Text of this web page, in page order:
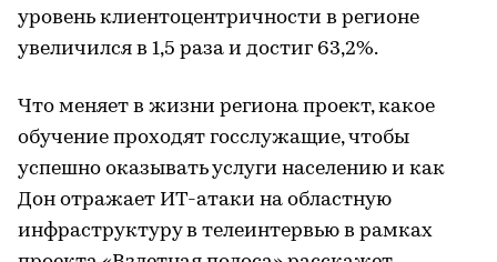
уровень клиентоцентричности в регионе
увеличился в 1,5 раза и достиг 63,2%.
Что меняет в жизни региона проект, какое
обучение проходят госслужащие, чтобы
успешно оказывать услуги населению и как
Дон отражает ИТ-атаки на областную
инфраструктуру в телеинтервью в рамках